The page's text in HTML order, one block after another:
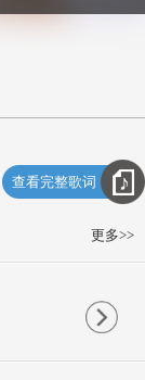
查看完整歌词
更多>>